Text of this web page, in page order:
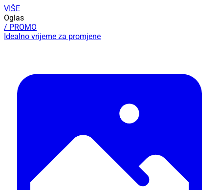
VIŠE
Oglas
/ PROMO
Idealno vrijeme za promjene